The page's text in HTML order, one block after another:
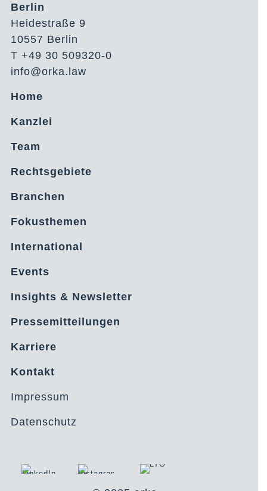
Berlin
Heidestraße 9
10557 Berlin
T +49 30 509320-0
info@orka.law
Home
Kanzlei
Team
Rechtsgebiete
Branchen
Fokusthemen
International
Events
Insights & Newsletter
Pressemitteilungen
Karriere
Kontakt
Impressum
Datenschutz